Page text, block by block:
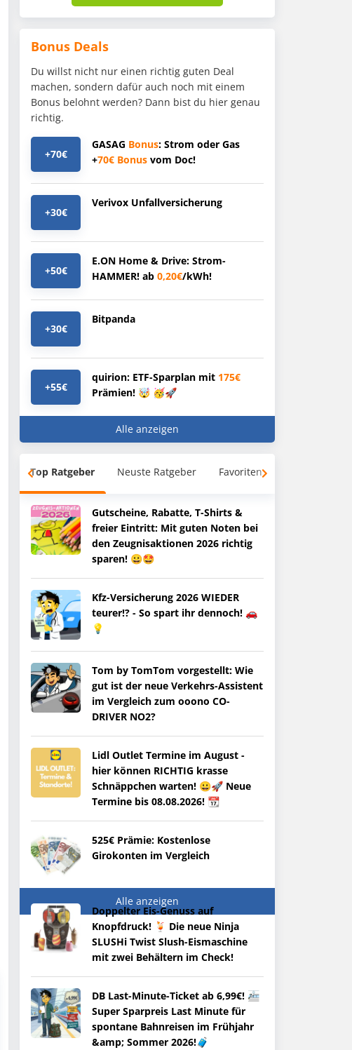
Bonus Deals
Du willst nicht nur einen richtig guten Deal
machen, sondern dafür auch noch mit einem
Bonus belohnt werden? Dann bist du hier genau
richtig.
+70€
GASAG Bonus: Strom oder Gas
+70€ Bonus vom Doc!
+30€
Verivox Unfallversicherung
+50€
E.ON Home & Drive: Strom-
HAMMER! ab 0,20€/kWh!
+30€
Bitpanda
+55€
quirion: ETF-Sparplan mit 175€
Prämien! 🤯 🥳🚀
Alle anzeigen
Top Ratgeber Neuste Ratgeber Favoriten
Gutscheine, Rabatte, T-Shirts &
freier Eintritt: Mit guten Noten bei
den Zeugnisaktionen 2026 richtig
sparen! 😀🤩
Kfz-Versicherung 2026 WIEDER
teurer!? - So spart ihr dennoch! 🚗
💡
Tom by TomTom vorgestellt: Wie
gut ist der neue Verkehrs-Assistent
im Vergleich zum ooono CO-
DRIVER NO2?
Lidl Outlet Termine im August -
hier können RICHTIG krasse
Schnäppchen warten! 😀🚀 Neue
Termine bis 08.08.2026! 📆
525€ Prämie: Kostenlose
Girokonten im Vergleich
Alle anzeigen
Doppelter Eis-Genuss auf
Knopfdruck! 🍹 Die neue Ninja
SLUSHi Twist Slush-Eismaschine
mit zwei Behältern im Check!
DB Last-Minute-Ticket ab 6,99€! 🚈
Super Sparpreis Last Minute für
spontane Bahnreisen im Frühjahr
&amp; Sommer 2026!🧳